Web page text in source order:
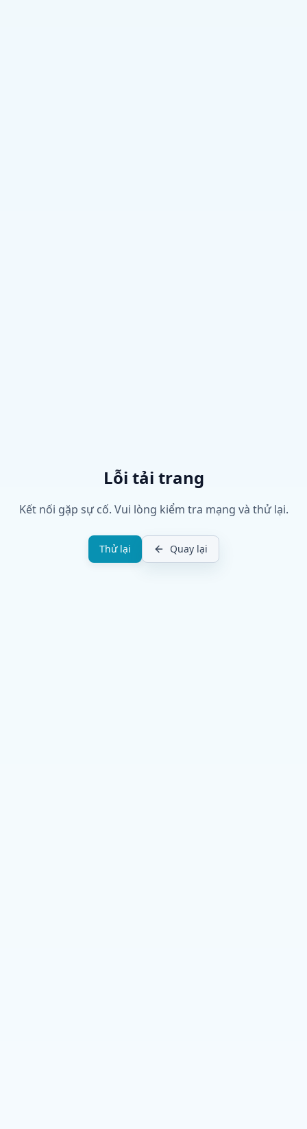
Lỗi tải trang
Kết nối gặp sự cố. Vui lòng kiểm tra mạng và thử lại.
Thử lại Quay lại